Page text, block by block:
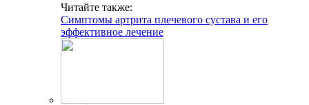
Читайте также:
Симптомы артрита плечевого сустава и его
эффективное лечение